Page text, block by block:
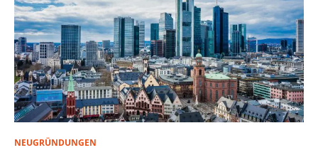
NEUGRÜNDUNGEN